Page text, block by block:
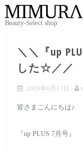
Beauty-Select shop
＼＼『up
した☆／／
2019年6月17日
皆さまこんにちは♪
『up PLUS 7月号』